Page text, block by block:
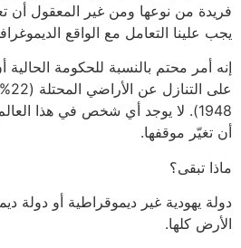
فريدة من نوعها ومن غير المعقول أن
يجب علينا التعامل مع الواقع
إنه أمر محتم بالنسبة للحكومة
1948). لا يوجد أي شخص في هذا
أن تغيّر موقفها.
ماذا تبقى؟
دولة يهودية غير ديموقراطية أو دولة
الأرض كلها.